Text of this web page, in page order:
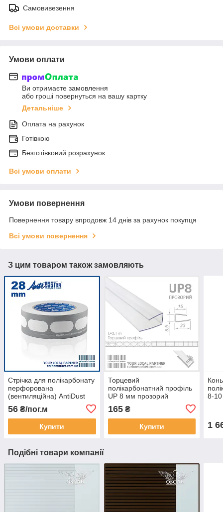
Самовивезення
Всі умови доставки
Умови оплати
Ви отримаєте замовлення
або гроші повернуться на вашу картку
Детальніше
Оплата на рахунок
Готівкою
Безготівковий розрахунок
Всі умови оплати
Умови повернення
Повернення товару впродовж 14 днів за рахунок покупця
Всі умови повернення
З цим товаром також замовляють
Стрічка для полікарбонату
перфорована
(вентиляційна) AntiDust
56 ₴/пог.м
Купити
Торцевий
полікарбонатний профіль
UP 8 мм прозорий
165₴
Купити
8-
1
Подібні товари компанії